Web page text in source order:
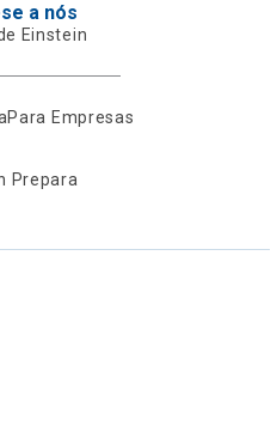
a nós
Einstein
Para Empresas
Prepara